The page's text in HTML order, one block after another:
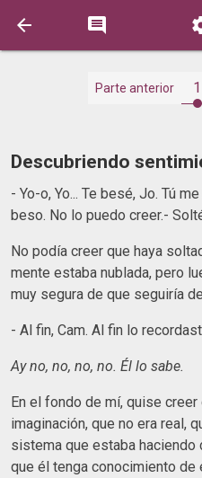
 
Parte anterior 1
Descubriendo
- Yo-o, Yo... Te besé, Jo. Tú
beso. No lo puedo creer.-
No podía creer que haya
mente estaba nublada, pero
muy segura de que seguiría
- Al fin, Cam. Al fin lo
Ay no, no, no, no. Él lo sabe.
En el fondo de mí, quise
imaginación, que no era real,
sistema que estaba
que él tenga conocimiento de